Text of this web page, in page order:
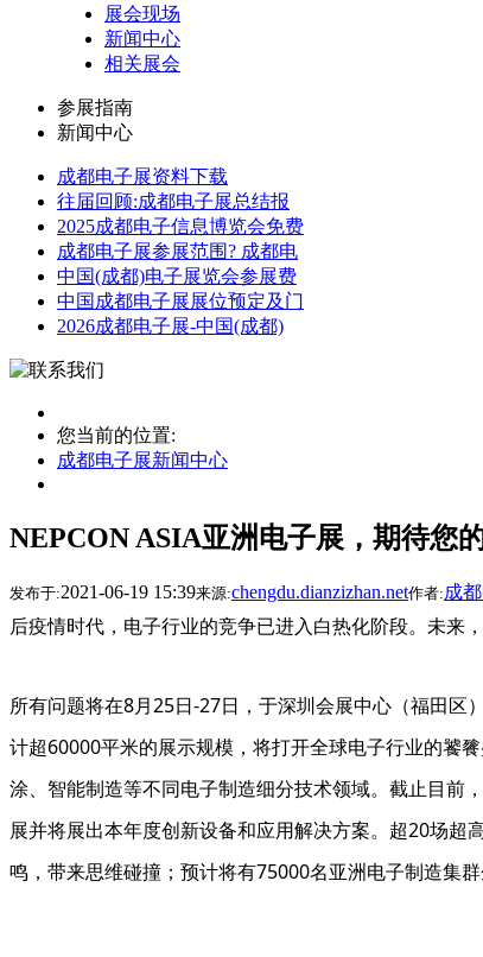
展会现场
新闻中心
相关展会
参展指南
新闻中心
成都电子展资料下载
往届回顾:成都电子展总结报
2025成都电子信息博览会免费
成都电子展参展范围? 成都电
中国(成都)电子展览会参展费
中国成都电子展展位预定及门
2026成都电子展-中国(成都)
您当前的位置:
成都电子展新闻中心
NEPCON ASIA亚洲电子展，期待您
发布于:2021-06-19 15:39来源:chengdu.dianzizhan.net作者: 成
后疫情时代，电子行业的竞争已进入白热化阶段。未来
所有问题将在8月25日-27日，于深圳会展中心（福田区
计超60000平米的展示规模，将打开全球电子行业的饕
涂、智能制造等不同电子制造细分技术领域。截止目前
展并将展出本年度创新设备和应用解决方案。超20场
鸣，带来思维碰撞；预计将有75000名亚洲电子制造集